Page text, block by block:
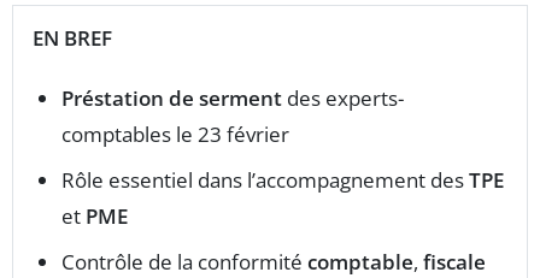
EN BREF
Préstation de serment des experts-
comptables le 23 février
Rôle essentiel dans l’accompagnement desTPE
et PME
Contrôle de la conformité comptable, fiscale